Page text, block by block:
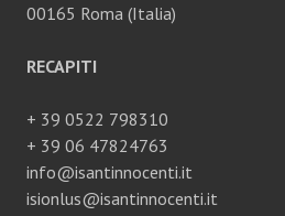
00165 Roma (Italia)
RECAPITI
+ 39 0522 798310
+ 39 06 47824763
info@isantinnocenti.it
isionlus@isantinnocenti.it